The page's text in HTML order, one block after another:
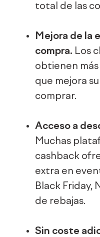
total de las
Mejora de la
compra. Los
obtienen más
que mejora
comprar.
Acceso a
Muchas
cashback
extra en
Black Friday,
de rebajas.
Sin coste